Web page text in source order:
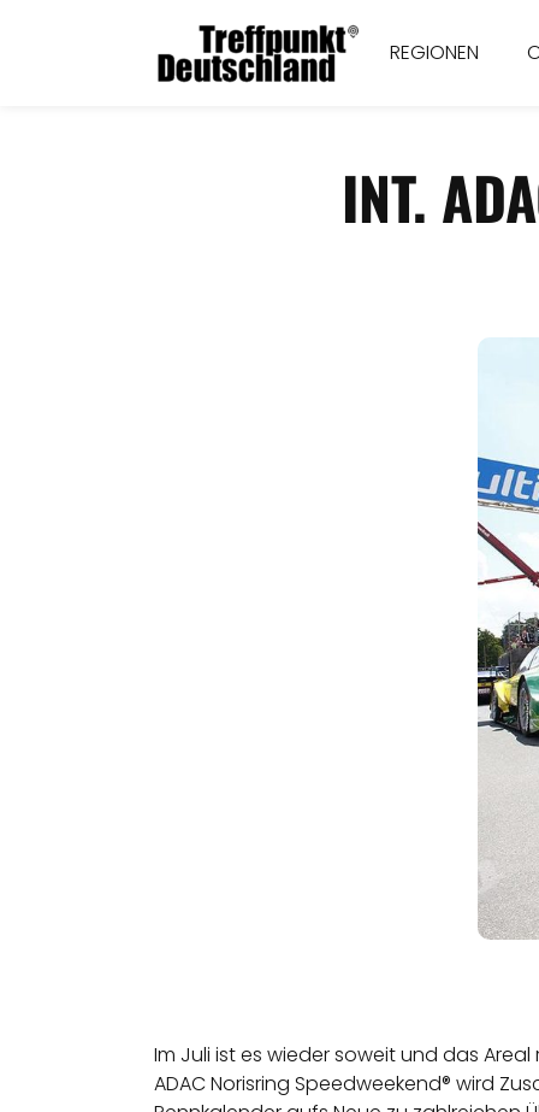
REGIONEN
INT.
Im Juli ist es wieder soweit und das
ADAC Norisring Speedweekend® wird